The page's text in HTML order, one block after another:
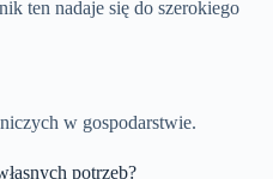
ten nadaje się do szerokiego
w gospodarstwie.
potrzeb?